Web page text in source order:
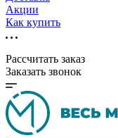
Акции
Как купить
Рассчитать заказ
Заказать звонок